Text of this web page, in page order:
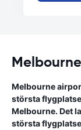
Melbourne
största
Melbourne. Det
största